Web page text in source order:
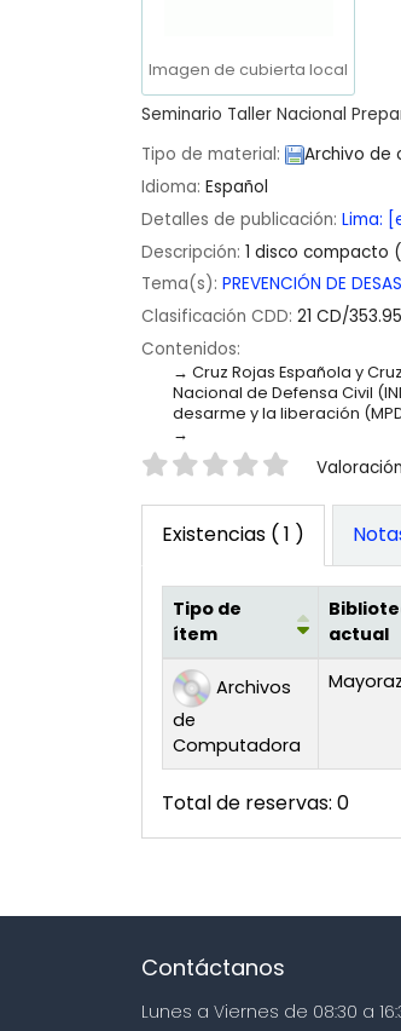
Imagen de cubierta local
Seminario Taller Nacional
Tipo de material:
Archivo de
Idioma: Español
Detalles de publicación: Lima:
Descripción: 1 disco compacto
Tema(s): PREVENCIÓN DE
Clasificación CDD: 21 CD/
Contenidos:
Cruz Rojas Española y
Nacional de Defensa Civil
desarme y la liberación
Valoración
Existencias ( 1 )
Existencias
Tipo de
ítem
actual
Archivos
de
Computadora
Total de reservas: 0
Contáctanos
Lunes a Viernes de 08:30 a